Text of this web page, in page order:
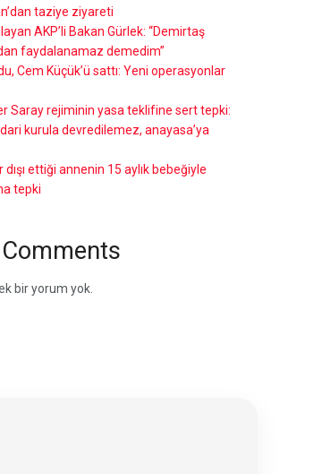
taziye ziyareti
AKP’li Bakan Gürlek: “Demirtaş
faydalanamaz demedim”
Cem Küçük’ü sattı: Yeni operasyonlar
Saray rejiminin yasa teklifine sert tepki:
kurula devredilemez, anayasa’ya
dışı ettiği annenin 15 aylık bebeğiyle
tepki
bir yorum yok.